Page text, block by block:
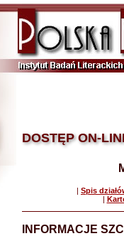
DOSTĘP ON-
| Spis
|
INFORMACJE